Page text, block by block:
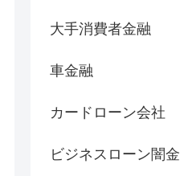
大手消費者金融
車金融
カードローン会社
ビジネスローン闇金